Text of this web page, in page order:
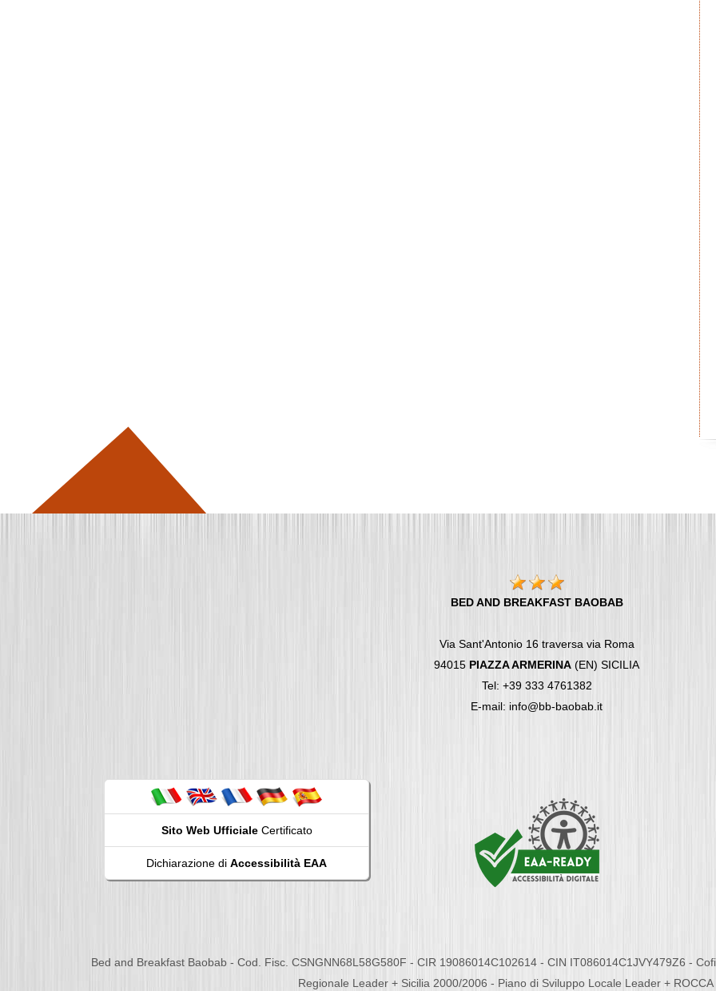
BED AND BREAKFAST BAOBAB
Via Sant'Antonio 16 traversa via Roma
94015 PIAZZA ARMERINA (EN) SICILIA
Tel: +39 333 4761382
E-mail: info@bb-baobab.it
Sito Web UfficialeCertificato
Dichiarazione di Accessibilità EAA
Bed and Breakfast Baobab - Cod. Fisc. CSNGNN68L58G580F - CIR 19086014C102614 - CIN IT086014C1JVY479Z6 -
Regionale Leader + Sicilia 2000/2006 - Piano di Sviluppo Locale Leader + ROCCA